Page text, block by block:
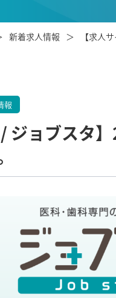
新着求人情報 【求人
報
/ ジョブスタ